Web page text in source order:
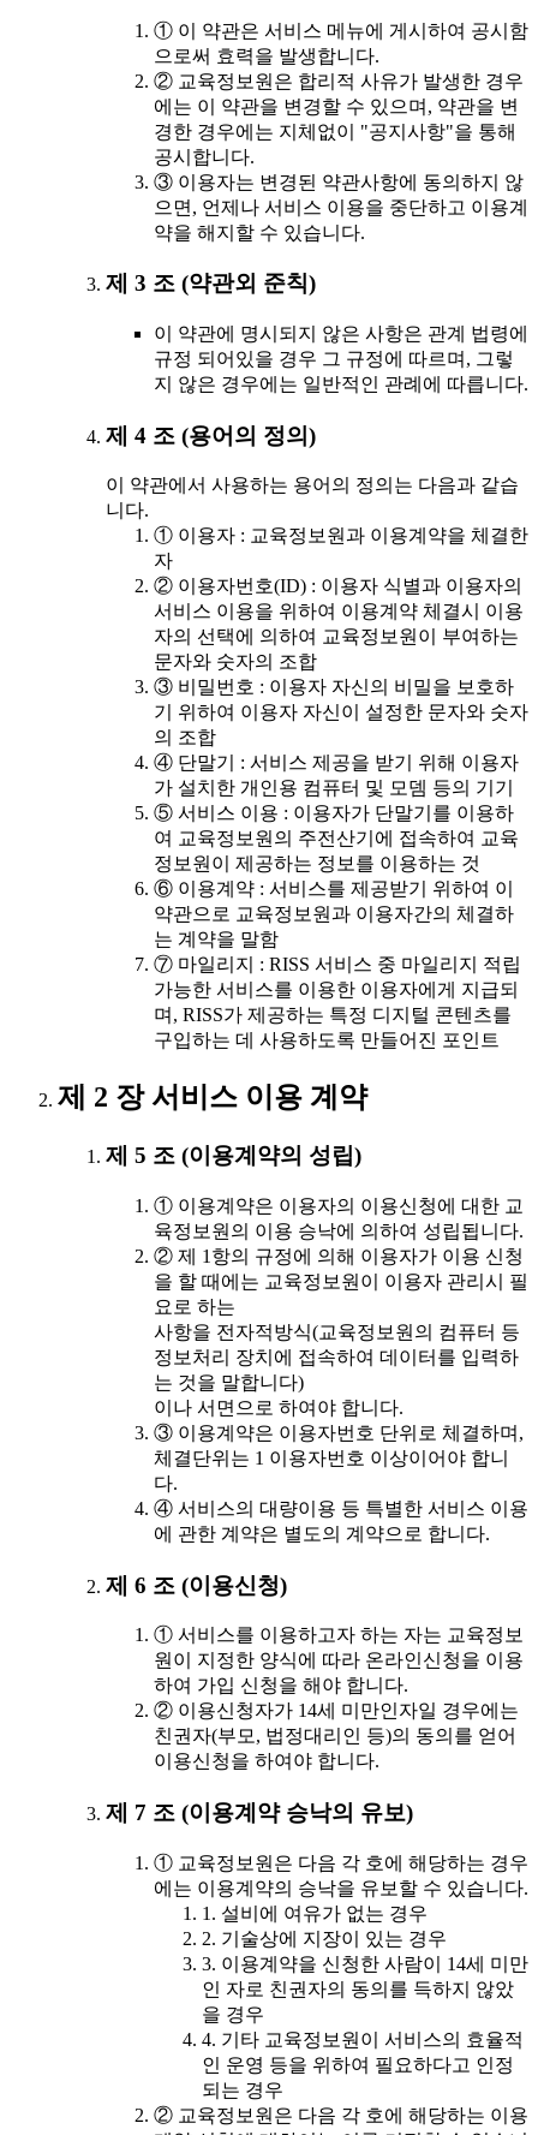
① 이 약관은 서비스 메뉴에 게시하여 공시함
으로써 효력을 발생합니다.
② 교육정보원은 합리적 사유가 발생한 경우
에는 이 약관을 변경할 수 있으며, 약관을 변
경한 경우에는 지체없이 "공지사항"을 통해
공시합니다.
③ 이용자는 변경된 약관사항에 동의하지 않
으면, 언제나 서비스 이용을 중단하고 이용계
약을 해지할 수 있습니다.
제 3 조 (약관외 준칙)
이 약관에 명시되지 않은 사항은 관계 법령에
규정 되어있을 경우 그 규정에 따르며, 그렇
지 않은 경우에는 일반적인 관례에 따릅니다.
제 4 조 (용어의 정의)
이 약관에서 사용하는 용어의 정의는 다음과 같습
니다.
① 이용자 : 교육정보원과 이용계약을 체결한
자
② 이용자번호(ID) : 이용자 식별과 이용자의
서비스 이용을 위하여 이용계약 체결시 이용
자의 선택에 의하여 교육정보원이 부여하는
문자와 숫자의 조합
③ 비밀번호 : 이용자 자신의 비밀을 보호하
기 위하여 이용자 자신이 설정한 문자와 숫자
의 조합
④ 단말기 : 서비스 제공을 받기 위해 이용자
가 설치한 개인용 컴퓨터 및 모뎀 등의 기기
⑤ 서비스 이용 : 이용자가 단말기를 이용하
여 교육정보원의 주전산기에 접속하여 교육
정보원이 제공하는 정보를 이용하는 것
⑥ 이용계약 : 서비스를 제공받기 위하여 이
약관으로 교육정보원과 이용자간의 체결하
는 계약을 말함
⑦ 마일리지 : RISS 서비스 중 마일리지 적립
가능한 서비스를 이용한 이용자에게 지급되
며, RISS가 제공하는 특정 디지털 콘텐츠를
구입하는 데 사용하도록 만들어진 포인트
제 2 장 서비스 이용 계약
제 5 조 (이용계약의 성립)
① 이용계약은 이용자의 이용신청에 대한 교
육정보원의 이용 승낙에 의하여 성립됩니다.
② 제 1항의 규정에 의해 이용자가 이용 신청
을 할 때에는 교육정보원이 이용자 관리시 필
요로 하는
사항을 전자적방식(교육정보원의 컴퓨터 등
정보처리 장치에 접속하여 데이터를 입력하
는 것을 말합니다)
이나 서면으로 하여야 합니다.
③ 이용계약은 이용자번호 단위로 체결하며,
체결단위는 1 이용자번호 이상이어야 합니
다.
④ 서비스의 대량이용 등 특별한 서비스 이용
에 관한 계약은 별도의 계약으로 합니다.
제 6 조 (이용신청)
① 서비스를 이용하고자 하는 자는 교육정보
원이 지정한 양식에 따라 온라인신청을 이용
하여 가입 신청을 해야 합니다.
② 이용신청자가 14세 미만인자일 경우에는
친권자(부모, 법정대리인 등)의 동의를 얻어
이용신청을 하여야 합니다.
제 7 조 (이용계약 승낙의 유보)
① 교육정보원은 다음 각 호에 해당하는 경우
에는 이용계약의 승낙을 유보할 수 있습니다.
1. 설비에 여유가 없는 경우
2. 기술상에 지장이 있는 경우
3. 이용계약을 신청한 사람이 14세 미만
인 자로 친권자의 동의를 득하지 않았
을 경우
4. 기타 교육정보원이 서비스의 효율적
인 운영 등을 위하여 필요하다고 인정
되는 경우
② 교육정보원은 다음 각 호에 해당하는 이용